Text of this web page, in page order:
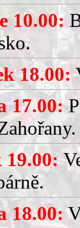
10.00:
18.00:
17.00:
19.00:
18.00: